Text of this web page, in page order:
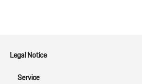
Legal Notice
Service